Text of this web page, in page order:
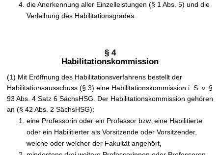
die Anerkennung aller Einzelleistungen (§ 1 Abs. 5) und die
Verleihung des Habilitationsgrades.
§ 4
Habilitationskommission
(1) Mit Eröffnung des Habilitationsverfahrens bestellt der
Habilitationsausschuss (§ 3) eine Habilitationskommission i. S. v. §
93 Abs. 4 Satz 6 SächsHSG. Der Habilitationskommission gehören
an (§ 42 Abs. 2 SächsHSG):
eine Professorin oder ein Professor bzw. eine Habilitierte
oder ein Habilitierter als Vorsitzende oder Vorsitzender,
welche oder welcher der Fakultät angehört,